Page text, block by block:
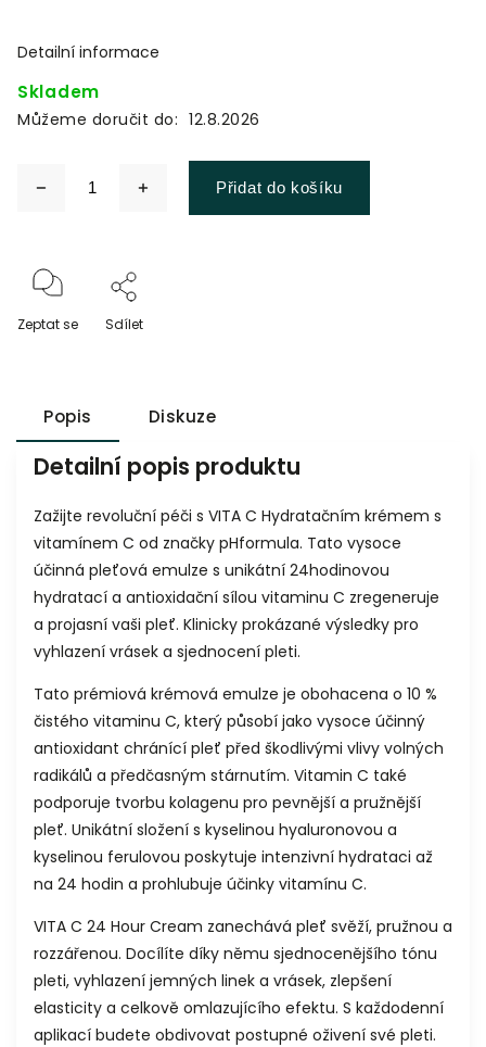
Skladem
Můžeme doručit do: 12.8.2026
Přidat do košíku
Detailní informace
Zeptat se Sdílet
Popis Diskuze
Detailní popis produktu
Zažijte revoluční péči s VITA C Hydratačním krémem s
vitamínem C od značky pHformula. Tato vysoce
účinná pleťová emulze s unikátní 24hodinovou
hydratací a antioxidační sílou vitaminu C zregeneruje
a projasní vaši pleť. Klinicky prokázané výsledky pro
vyhlazení vrásek a sjednocení pleti.
Tato prémiová krémová emulze je obohacena o 10 %
čistého vitaminu C, který působí jako vysoce účinný
antioxidant chránící pleť před škodlivými vlivy volných
radikálů a předčasným stárnutím. Vitamin C také
podporuje tvorbu kolagenu pro pevnější a pružnější
pleť. Unikátní složení s kyselinou hyaluronovou a
kyselinou ferulovou poskytuje intenzivní hydrataci až
na 24 hodin a prohlubuje účinky vitamínu C.
VITA C 24 Hour Cream zanechává pleť svěží, pružnou a
rozzářenou. Docílíte díky němu sjednocenějšího tónu
pleti, vyhlazení jemných linek a vrásek, zlepšení
elasticity a celkově omlazujícího efektu. S každodenní
aplikací budete obdivovat postupné oživení své pleti.